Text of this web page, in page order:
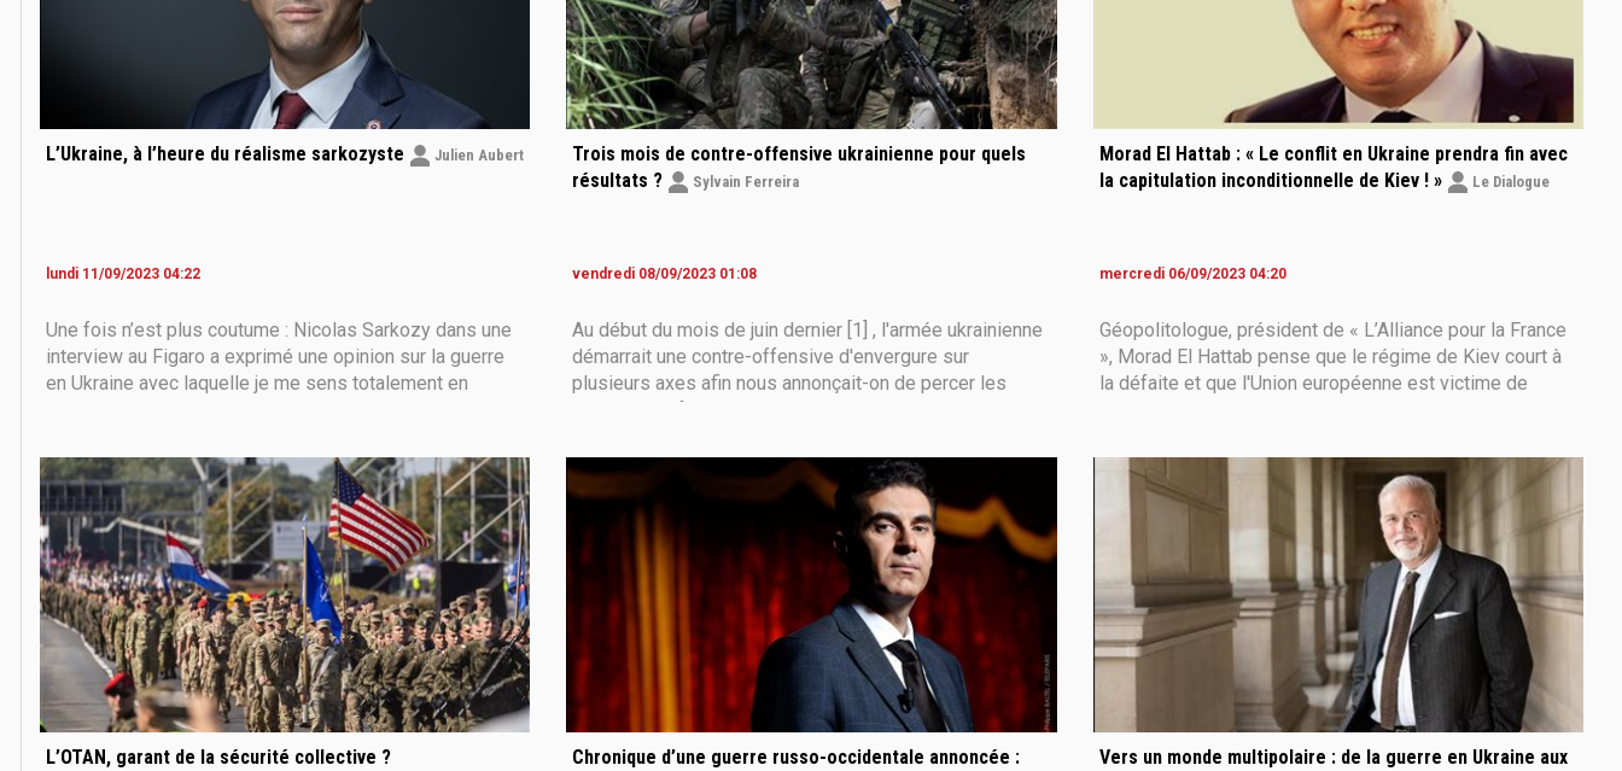
L’Ukraine, à l’heure du réalisme sarkozyste Julien Aubert
lundi 11/09/2023 04:22
Une fois n’est plus coutume : Nicolas Sarkozy dans une
interview au Figaro a exprimé une opinion sur la guerre
en Ukraine avec laquelle je me sens totalement en
Française. Que dit en substance l’ancien
Trois mois de contre-offensive ukrainienne pour quels
résultats ?
Sylvain Ferreira
vendredi 08/09/2023 01:08
Au début du mois de juin dernier [1] , l'armée ukrainienne
démarrait une contre-offensive d'envergure sur
plusieurs axes afin nous annonçait-on de percer les
lignes de défense russes en direction de la mer d'Azov
Crimée. Le président Zelensky
Morad El Hattab : « Le conflit en Ukraine prendra fin avec
la capitulation inconditionnelle de Kiev ! »
Le Dialogue
mercredi 06/09/2023 04:20
Géopolitologue, président de « L’Alliance pour la France
», Morad El Hattab pense que le régime de Kiev court à
la défaite et que l'Union européenne est victime de
important de connaître la position
L’OTAN, garant de la sécurité collective ?
Chronique d’une guerre russo-occidentale annoncée :
Vers un monde multipolaire : de la guerre en Ukraine aux